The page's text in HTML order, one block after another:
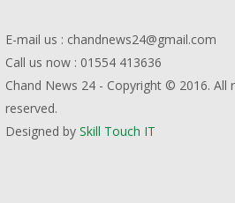
E-mail us : chandnews24@gmail.com
Call us now : 01554 413636
Chand News 24 - Copyright © 2016. All
reserved.
Designed by Skill Touch IT